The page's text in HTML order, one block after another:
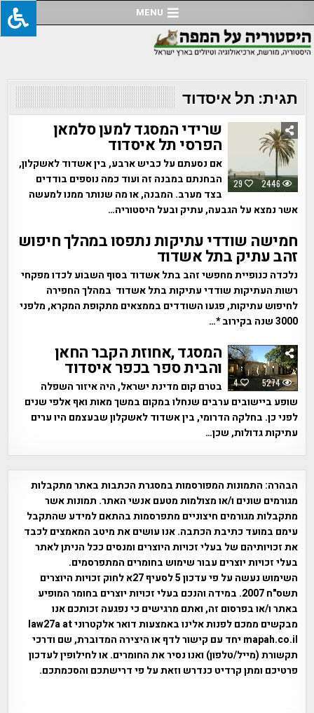
to
content
MENU
תגית: תל איסדוד
29 2446
שרידי המסגד למען סלמאן
הפרסי תל איסדוד
אם נסעתם על כביש ארבע, בין אשדוד לאשקלון,
הבחנתם במבנה זה ועוד כמה נוספים בודדים
בצד מערב. המבנה, או מה שנותר ממנו למעשה
אשר נמצא על הגבעה, עתיק ובעל היסטוריה…
חמישה שודדי עתיקות נתפסו במהלך חיפוש
זהב עתיק בתל אשדוד
נלכדה כנופיית מחפשי זהב בתל אשדוד בסוף השבוע לכדו מפקחי
רשות העתיקות שודדי עתיקות בתל אשדוד במהלך החפירה
לחיפוש עתיקות, פגעו השודדים בממצאים מתקופת המקרא, מלפני
3000 שנה בקירוב *…
4 5274
המסגד ,אחוזת הקבר החאן
והבית ספר בכפר איסדוד
בטרם קום מדינת ישראל, היה איזור השפלה
שופע ביישובים ערבים שנחלו במקום במשך מאות ואף אלפי שנים
לפני כן. בחלקה הדרומי, בין אשדוד לאשקלון שבעצמם היו ערים
עתיקות גדולות, שכן…
הבהרה: התמונות המפורסמות במסגרת הכתבות באתר מתקבלות
מגורמים שונים ו/או מצולמות מטעם אנשי האתר. תמונות אשר
מתקבלות מגורמים חיצוניים מתפרסמות בהתאם למידע שהתקבל
עימם במועד כתיבת הכתבה. אנו עושים את מיטב המאמצים לכבד
את זכויותיהם של בעלי זכויות היוצרים ומנסים ככל הניתן לאתר
בעלי זכויות יוצרים עבור שימוש בחומרים המתפרסמים.
השימוש נעשה על פי עדכון 5 לסעיף 27א לחוק זכויות היוצרים
תשס"ח 2007. במידה והנכם בעלי זכויות יוצרים בחומר המופיע
באתר ו/או בפרסום זה, ואתם מרגישים כי נפגעה זכותכם אנו
מבקשים ממכם לפנות אלינו באמצעות דואר אלקטרוני law27a at
mapah.co.il יחד עם קישור לדף או היצירה המדוברת, שם ודרכי
תקשורת (מייל/טלפון) ואנו נסיר את החומרים. או לחילופין לעדכון
פרטיכם ומתן קרדיט כנדרש וזאת על פי דרישתכם והסכמתכם.